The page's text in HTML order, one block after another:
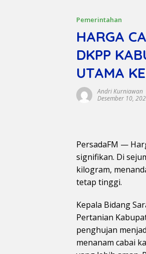
Pemerintahan
HARGA
DKPP
UTAMA
Andri Kurniawan
Desember 10,
PersadaFM —
signifikan. Di
kilogram,
tetap tinggi.
Kepala Bidang
Pertanian
penghujan
menanam cabai